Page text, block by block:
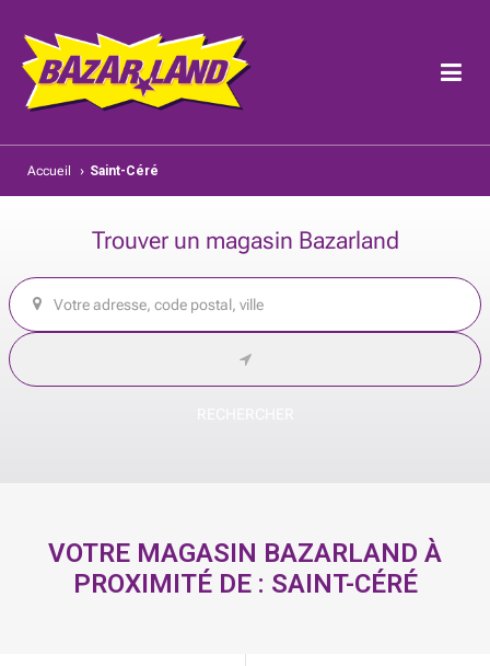
Accueil › Saint-Céré
Trouver un magasin Bazarland
VOTRE MAGASIN BAZARLAND À
PROXIMITÉ DE : SAINT-CÉRÉ